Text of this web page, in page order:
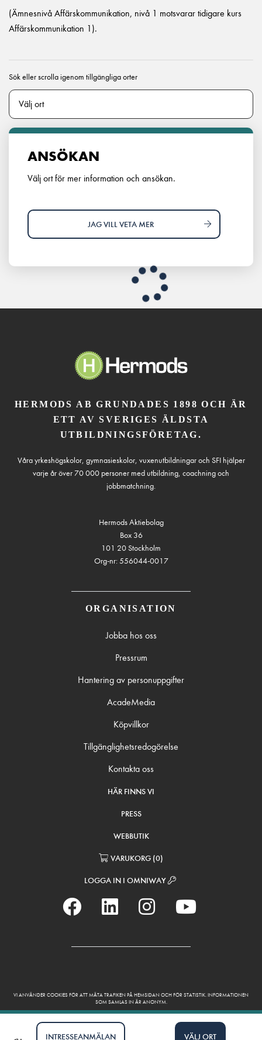
(Ämnesnivå Affärskommunikation, nivå 1 motsvarar tidigare kurs
Affärskommunikation 1).
Sök eller scrolla igenom tillgängliga orter
ANSÖKAN
Välj ort för mer information och ansökan.
JAG VILL VETA MER
INTRESSEANMÄLAN VÄLJ ORT
HERMODS AB GRUNDADES 1898 OCH ÄR
ETT AV SVERIGES ÄLDSTA
UTBILDNINGSFÖRETAG.
Våra yrkeshögskolor, gymnasieskolor, vuxenutbildningar och SFI hjälper
varje år över 70 000 personer med utbildning, coachning och
jobbmatchning.
Hermods Aktiebolag
Box 36
101 20 Stockholm
Org-nr: 556044-0017
ORGANISATION
Jobba hos oss
Pressrum
Hantering av personuppgifter
AcadeMedia
Köpvillkor
Tillgänglighetsredogörelse
Kontakta oss
HÄR FINNS VI
PRESS
WEBBUTIK
VARUKORG (0)
LOGGA IN I OMNIWAY
VI ANVÄNDER COOKIES FÖR ATT MÄTA TRAFIKEN PÅ HEMSIDAN OCH FÖR STATISTIK. INFORMATIONEN
SOM SAMLAS IN ÄR ANONYM.